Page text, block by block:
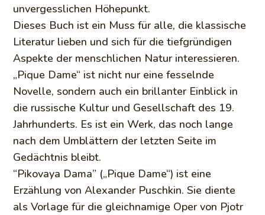
unvergesslichen Höhepunkt.
Dieses Buch ist ein Muss für alle, die klassische
Literatur lieben und sich für die tiefgründigen
Aspekte der menschlichen Natur interessieren.
„Pique Dame“ ist nicht nur eine fesselnde
Novelle, sondern auch ein brillanter Einblick in
die russische Kultur und Gesellschaft des 19.
Jahrhunderts. Es ist ein Werk, das noch lange
nach dem Umblättern der letzten Seite im
Gedächtnis bleibt.
“Pikovaya Dama” („Pique Dame“) ist eine
Erzählung von Alexander Puschkin. Sie diente
als Vorlage für die gleichnamige Oper von Pjotr